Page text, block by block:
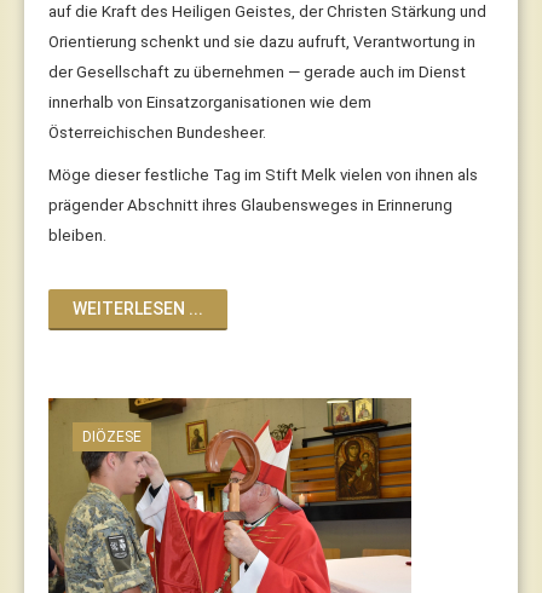
auf die Kraft des Heiligen Geistes, der Christen Stärkung und
Orientierung schenkt und sie dazu aufruft, Verantwortung in
der Gesellschaft zu übernehmen — gerade auch im Dienst
innerhalb von Einsatzorganisationen wie dem
Österreichischen Bundesheer.
Möge dieser festliche Tag im Stift Melk vielen von ihnen als
prägender Abschnitt ihres Glaubensweges in Erinnerung
bleiben.
WEITERLESEN ...
DIÖZESE